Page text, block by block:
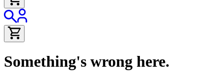
Something's wrong here.